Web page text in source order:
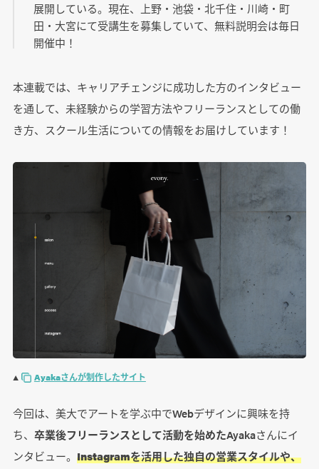
展開している。現在、上野・池袋・北千住・川崎・町
田・大宮にて受講生を募集していて、無料説明会は毎日
開催中！
本連載では、キャリアチェンジに成功した方のインタビュー
を通して、未経験からの学習方法やフリーランスとしての働
き方、スクール生活についての情報をお届けしています！
▲ Ayakaさんが制作したサイト
今回は、美大でアートを学ぶ中でWebデザインに興味を持
ち、 卒業後フリーランスとして活動を始めたAyakaさんにイ
ンタビュー。 Instagramを活用した独自の営業スタイルや、